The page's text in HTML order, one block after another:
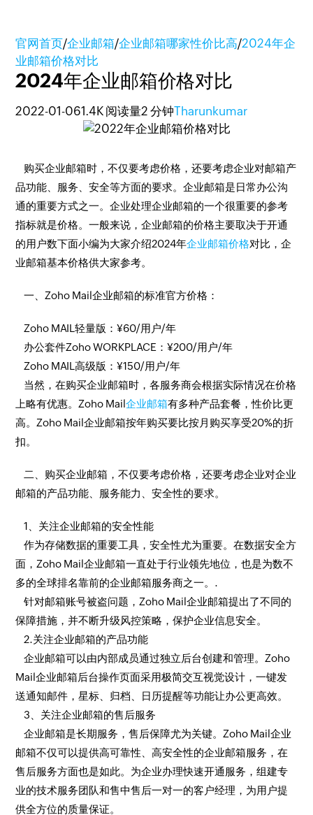
官网首页/企业邮箱/企业邮箱哪家性价比高/2024年企
业邮箱价格对比
2024年企业邮箱价格对比
2022-01-061.4K 阅读量2 分钟Tharunkumar
购买企业邮箱时，不仅要考虑价格，还要考虑企业对邮箱产
品功能、服务、安全等方面的要求。企业邮箱是日常办公沟
通的重要方式之一。企业处理企业邮箱的一个很重要的参考
指标就是价格。一般来说，企业邮箱的价格主要取决于开通
的用户数下面小编为大家介绍2024年企业邮箱价格对比，企
业邮箱基本价格供大家参考。
一、Zoho Mail企业邮箱的标准官方价格：
Zoho MAIL轻量版：¥60/用户/年
办公套件Zoho WORKPLACE：¥200/用户/年
Zoho MAIL高级版：¥150/用户/年
当然，在购买企业邮箱时，各服务商会根据实际情况在价格
上略有优惠。Zoho Mail企业邮箱有多种产品套餐，性价比更
高。Zoho Mail企业邮箱按年购买要比按月购买享受20%的折
扣。
二、购买企业邮箱，不仅要考虑价格，还要考虑企业对企业
邮箱的产品功能、服务能力、安全性的要求。
1、关注企业邮箱的安全性能
作为存储数据的重要工具，安全性尤为重要。在数据安全方
面，Zoho Mail企业邮箱一直处于行业领先地位，也是为数不
多的全球排名靠前的企业邮箱服务商之一。.
针对邮箱账号被盗问题，Zoho Mail企业邮箱提出了不同的
保障措施，并不断升级风控策略，保护企业信息安全。
2.关注企业邮箱的产品功能
企业邮箱可以由内部成员通过独立后台创建和管理。Zoho
Mail企业邮箱后台操作页面采用极简交互视觉设计，一键发
送通知邮件，星标、归档、日历提醒等功能让办公更高效。
3、关注企业邮箱的售后服务
企业邮箱是长期服务，售后保障尤为关键。Zoho Mail企业
邮箱不仅可以提供高可靠性、高安全性的企业邮箱服务，在
售后服务方面也是如此。为企业办理快速开通服务，组建专
业的技术服务团队和售中售后一对一的客户经理，为用户提
供全方位的质量保证。